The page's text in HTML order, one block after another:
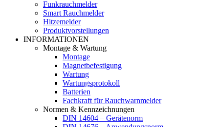
Funkrauchmelder
Smart Rauchmelder
Hitzemelder
Produktvorstellungen
INFORMATIONEN
Montage & Wartung
Montage
Magnetbefestigung
Wartung
Wartungsprotokoll
Batterien
Fachkraft für Rauchwarnmelder
Normen & Kennzeichnungen
DIN 14604 – Gerätenorm